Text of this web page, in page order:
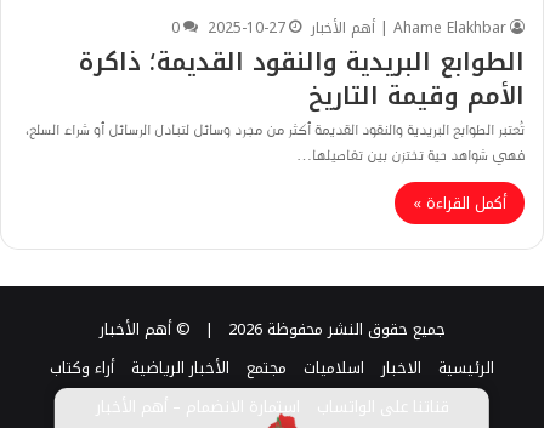
Ahame Elakhbar | أهم الأخبار
2025-10-27
0
الطوابع البريدية والنقود القديمة؛ ذاكرة
الأمم وقيمة التاريخ
تُعتبر الطوابع البريدية والنقود القديمة أكثر من مجرد وسائل لتبادل الرسائل أو شراء السلع،
فهي شواهد حية تختزن بين تفاصيلها…
أكمل القراءة »
جميع حقوق النشر محفوظة 2026 |
© أهم الأخبار
الرئيسية الاخبار اسلاميات مجتمع الأخبار الرياضية أراء وكتاب
استمارة الانضمام – أهم الأخبار